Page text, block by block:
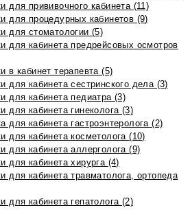
для прививочного кабинета (11)
для процедурных кабинетов (9)
для стоматологии (5)
для кабинета предрейсовых осмотров
в кабинет терапевта (5)
для кабинета сестринского дела (3)
для кабинета педиатра (3)
для кабинета гинеколога (3)
для кабинета гастроэнтеролога (2)
для кабинета косметолога (10)
для кабинета аллерголога (9)
для кабинета хирурга (4)
для кабинета травматолога, ортопеда
для кабинета гепатолога (2)